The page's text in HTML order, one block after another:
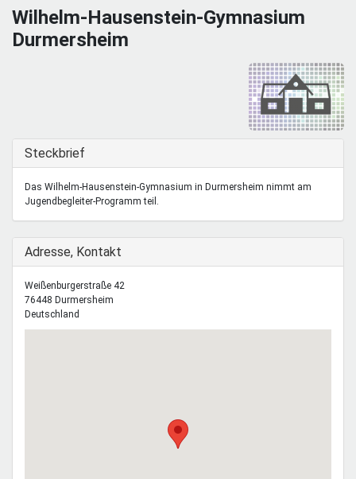
News
Jugendnetz
Schule & Beruf
Demokratie & Beteiligung
Wilhelm-Hausenstein-Gymnasium
Durmersheim
Ausblenden
Steckbrief
Das Wilhelm-Hausenstein-Gymnasium in Durmersheim nimmt am
Jugendbegleiter-Programm teil.
Ausblenden
Adresse, Kontakt
Weißenburgerstraße 42
76448 Durmersheim
Deutschland